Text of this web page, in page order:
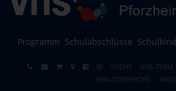
Programm Schulabschlüsse
SUCHE VHS-TEAM
BENUTZERPROFIL